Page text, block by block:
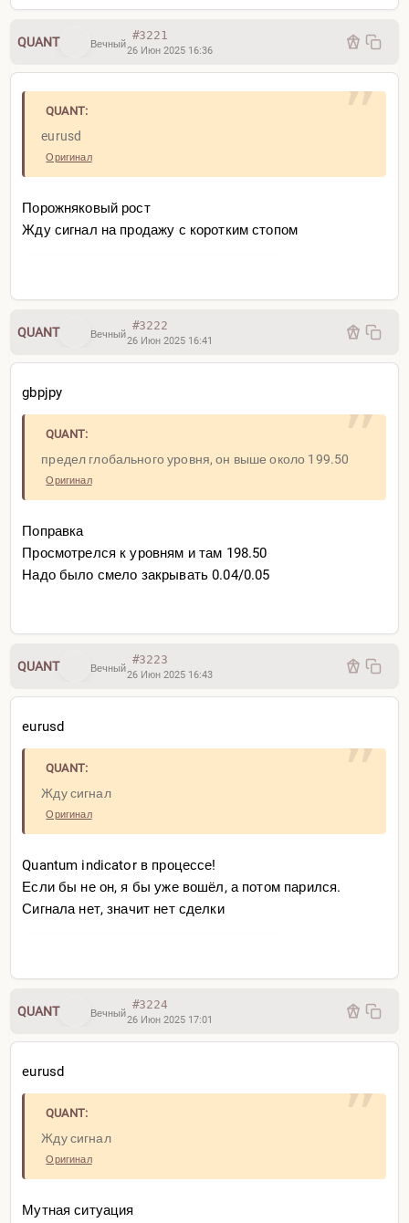
QUANT Вечный
#3221
26 Июн 2025 16:36
QUANT:
eurusd
Оригинал
Порожняковый рост
Жду сигнал на продажу с коротким стопом
QUANT Вечный
#3222
26 Июн 2025 16:41
gbpjpy
QUANT:
предел глобального уровня, он выше около 199.50
Оригинал
Поправка
Просмотрелся к уровням и там 198.50
Надо было смело закрывать 0.04/0.05
QUANT Вечный
#3223
26 Июн 2025 16:43
eurusd
QUANT:
Жду сигнал
Оригинал
Quantum indicator в процессе!
Если бы не он, я бы уже вошёл, а потом парился.
Сигнала нет, значит нет сделки
QUANT Вечный
#3224
26 Июн 2025 17:01
eurusd
QUANT:
Жду сигнал
Оригинал
Мутная ситуация